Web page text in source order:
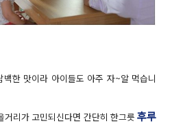
한 맛이라 아이들도 아주 자~알 먹습니
거리가 고민되신다면 간단히 한그릇 후루